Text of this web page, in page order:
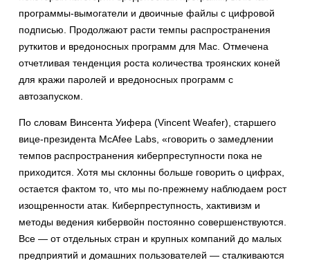
программы-вымогатели и двоичные файлы с цифровой
подписью. Продолжают расти темпы распространения
руткитов и вредоносных программ для Mac. Отмечена
отчетливая тенденция роста количества троянских коней
для кражи паролей и вредоносных программ с
автозапуском.
По словам Винсента Уифера (Vincent Weafer), старшего
вице-президента McAfee Labs, «говорить о замедлении
темпов распространения киберпреступности пока не
приходится. Хотя мы склонны больше говорить о цифрах,
остается фактом то, что мы по-прежнему наблюдаем рост
изощренности атак. Киберпреступность, хактивизм и
методы ведения кибервойн постоянно совершенствуются.
Все — от отдельных стран и крупных компаний до малых
предприятий и домашних пользователей — сталкиваются